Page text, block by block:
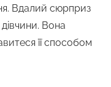
Вдалий сюрприз
Вона
її способом